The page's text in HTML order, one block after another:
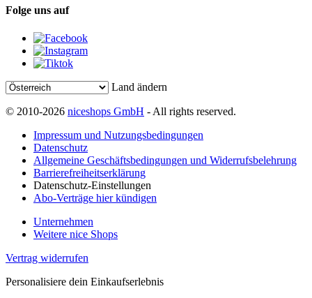
Folge uns auf
Land ändern
© 2010-2026 niceshops GmbH - All rights reserved.
Impressum und Nutzungsbedingungen
Datenschutz
Allgemeine Geschäftsbedingungen und Widerrufsbelehrung
Barrierefreiheitserklärung
Datenschutz-Einstellungen
Abo-Verträge hier kündigen
Unternehmen
Weitere nice Shops
Vertrag widerrufen
Personalisiere dein Einkaufserlebnis